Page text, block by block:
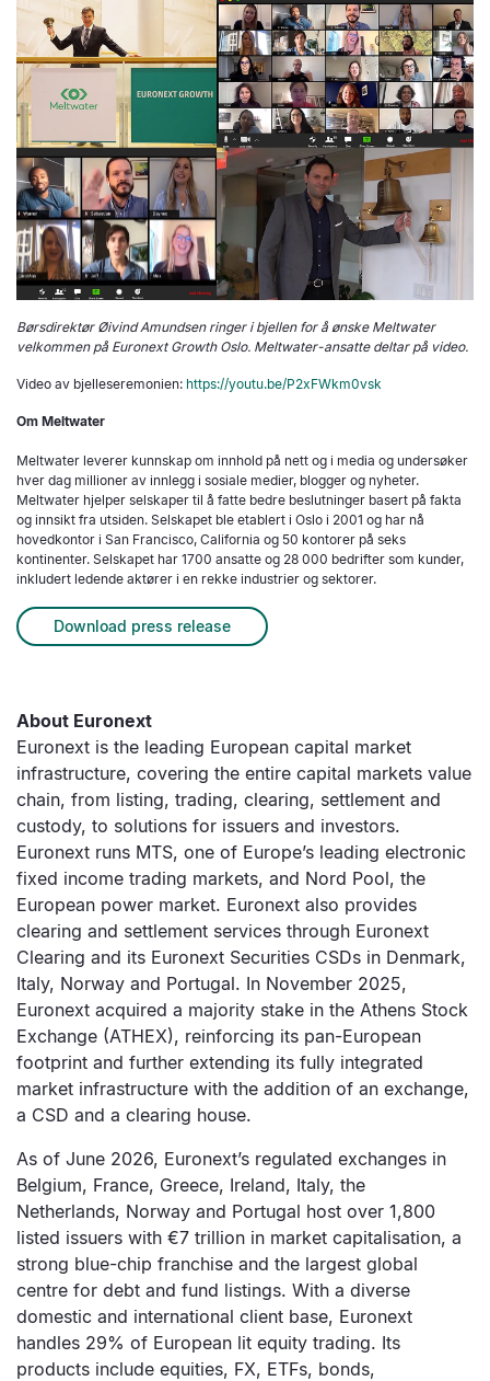
Børsdirektør Øivind Amundsen ringer i bjellen for å ønske Meltwater
velkommen på Euronext Growth Oslo. Meltwater-ansatte deltar på video.
Video av bjelleseremonien: https://youtu.be/P2xFWkm0vsk
Om Meltwater
Meltwater leverer kunnskap om innhold på nett og i media og undersøker
hver dag millioner av innlegg i sosiale medier, blogger og nyheter.
Meltwater hjelper selskaper til å fatte bedre beslutninger basert på fakta
og innsikt fra utsiden. Selskapet ble etablert i Oslo i 2001 og har nå
hovedkontor i San Francisco, California og 50 kontorer på seks
kontinenter. Selskapet har 1700 ansatte og 28 000 bedrifter som kunder,
inkludert ledende aktører i en rekke industrier og sektorer.
Download press release
About Euronext
Euronext is the leading European capital market
infrastructure, covering the entire capital markets value
chain, from listing, trading, clearing, settlement and
custody, to solutions for issuers and investors.
Euronext runs MTS, one of Europe’s leading electronic
fixed income trading markets, and Nord Pool, the
European power market. Euronext also provides
clearing and settlement services through Euronext
Clearing and its Euronext Securities CSDs in Denmark,
Italy, Norway and Portugal. In November 2025,
Euronext acquired a majority stake in the Athens Stock
Exchange (ATHEX), reinforcing its pan-European
footprint and further extending its fully integrated
market infrastructure with the addition of an exchange,
a CSD and a clearing house.
As of June 2026, Euronext’s regulated exchanges in
Belgium, France, Greece, Ireland, Italy, the
Netherlands, Norway and Portugal host over 1,800
listed issuers with €7 trillion in market capitalisation, a
strong blue-chip franchise and the largest global
centre for debt and fund listings. With a diverse
domestic and international client base, Euronext
handles 29% of European lit equity trading. Its
products include equities, FX, ETFs, bonds,